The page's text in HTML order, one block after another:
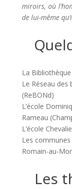
miroirs, où
de lui-même
La
Le Réseau des
(ReBONd)
L’école
Rameau
L’école
Les communes
Romain-au-
Les